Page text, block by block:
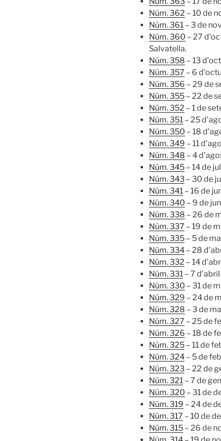
Núm. 362 – 10 de
Núm. 361 – 3 de
Núm. 360 – 27
Salvatella.
Núm. 358 – 13
Núm. 357 – 6
Núm. 356 – 29 de
Núm. 355 – 22 de
Núm. 352 – 1 de
Núm. 351 – 25
Núm. 350 – 18
Núm. 349 – 11
Núm. 348 – 4
Núm. 345 – 14 de
Núm. 343 – 30 de
Núm. 341 – 16 de
Núm. 340 – 9 de
Núm. 338 – 26 de
Núm. 337 – 19 de
Núm. 335 – 5 de
Núm. 334 – 28
Núm. 332 – 14
Núm. 331 – 7
Núm. 330 – 31 de
Núm. 329 – 24 de
Núm. 328 – 3 de
Núm. 327 – 25 de
Núm. 326 – 18 de
Núm. 325 – 11 de
Núm. 324 – 5 de
Núm. 323 – 22 de
Núm. 321 – 7 de
Núm. 320 – 31 de
Núm. 319 – 24 de
Núm. 317 – 10 de
Núm. 315 – 26 de